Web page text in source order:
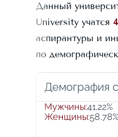
Данный
University учатся
аспирантуры и
по
Демография
Мужчины:41,22%
Женщины:58,78%